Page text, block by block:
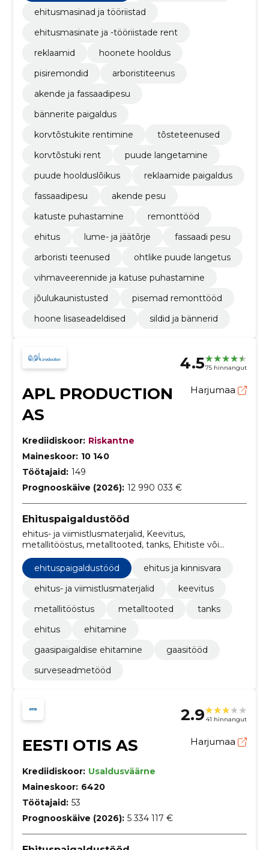
ehitusmasinad ja tööriistad
ehitusmasinate ja -tööriistade rent
reklaamid
hoonete hooldus
pisiremondid
arboristiteenus
akende ja fassaadipesu
bännerite paigaldus
korvtõstukite rentimine
tõsteteenused
korvtõstuki rent
puude langetamine
puude hoolduslõikus
reklaamide paigaldus
fassaadipesu
akende pesu
katuste puhastamine
remonttööd
ehitus
lume- ja jäätõrje
fassaadi pesu
arboristi teenused
ohtlike puude langetus
vihmaveerennide ja katuse puhastamine
jõulukaunistusted
pisemad remonttööd
hoone lisaseadeldised
sildid ja bännerid
4.575 hinnangut
APL PRODUCTION
AS
Harjumaa
Krediidiskoor: Riskantne
Maineskoor: 10 140
Töötajaid: 149
Prognooskäive (2026): 12 990 033 €
Ehituspaigaldustööd
ehitus- ja viimistlusmaterjalid, Keevitus,
metallitööstus, metalltooted, tanks, Ehitiste või
ehitamine, Gaasipaigaldise ehitamine, gaasitööd
ehituspaigaldustööd
ehitus ja kinnisvara
ehitus- ja viimistlusmaterjalid
keevitus
metallitööstus
metalltooted
tanks
ehitus
ehitamine
gaasipaigaldise ehitamine
gaasitööd
surveseadmetööd
2.9 41 hinnangut
EESTI OTIS AS Harjumaa
Krediidiskoor: Usaldusväärne
Maineskoor: 6420
Töötajaid: 53
Prognooskäive (2026): 5 334 117 €